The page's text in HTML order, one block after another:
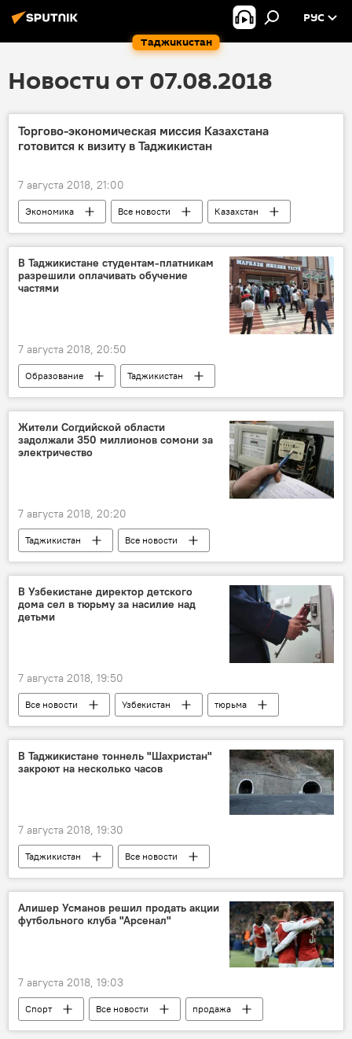
Таджикистан
РУС
Новости от 07.08.2018
Торгово-экономическая миссия Казахстана
готовится к визиту в Таджикистан
7 августа 2018, 21:00
Экономика Все новости
Казахстан
торговля
Центральная Азия
Таджикистан
В Таджикистане студентам-платникам
разрешили оплачивать обучение
частями
7 августа 2018, 20:50
Образование
Таджикистан
Все новости
студенты вузы
Жители Согдийской области
задолжали 350 миллионов сомони за
электричество
7 августа 2018, 20:20
Таджикистан
Все новости
Новости Худжанда и Согдийской области
электроэнергия
В Узбекистане директор детского
дома сел в тюрьму за насилие над
детьми
7 августа 2018, 19:50
Все новости Узбекистан
тюрьма
Центральная Азия
В Таджикистане тоннель "Шахристан"
закроют на несколько часов
7 августа 2018, 19:30
Таджикистан Все новости
Алишер Усманов решил продать акции
футбольного клуба "Арсенал"
7 августа 2018, 19:03
Спорт Все новости
продажа
акции и бумаги
футбол